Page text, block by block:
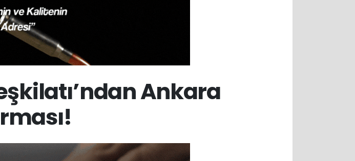
Ankara